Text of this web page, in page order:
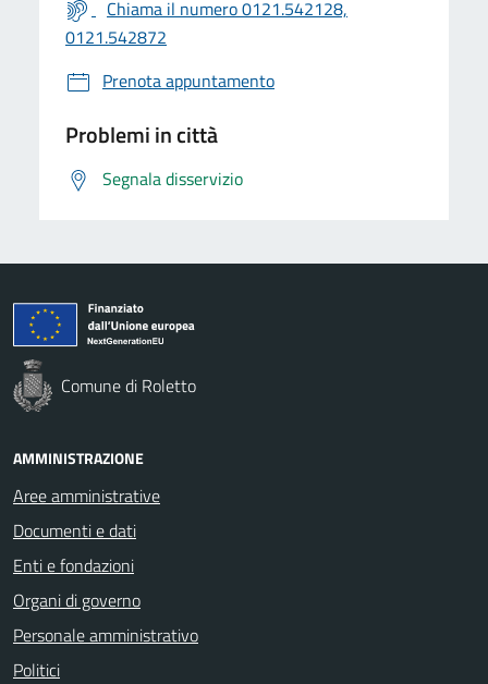
Chiama il numero 0121.542128,
0121.542872
Prenota appuntamento
Problemi in città
Segnala disservizio
Comune di Roletto
AMMINISTRAZIONE
Aree amministrative
Documenti e dati
Enti e fondazioni
Organi di governo
Personale amministrativo
Politici